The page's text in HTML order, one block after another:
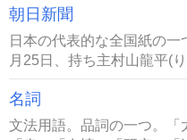
朝日新聞
日本の代表的な全国紙の
月25日、持ち主村山龍平(
名詞
文法用語。品詞の一つ。「